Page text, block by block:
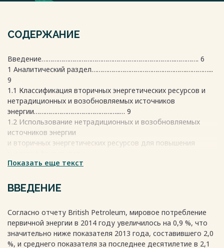
СОДЕРЖАНИЕ
Введение……………………………………………………………….…………. 6
1 Аналитический раздел…………………………………………….…………...
9
1.1 Классификация вторичных энергетических ресурсов и
нетрадиционных и возобновляемых источников
энергии………………………………………..… 9
1.2 Использование нетрадиционных и возобновляемых
источников энергии
и вторичных энергетических ресурсов для повышения
13
системе
газоснабжения…………………………………………………………………... 15
избыточного давления
в системе газоснабжения……………………………………………………….
18
Показать еще текст
ВВЕДЕНИЕ
Согласно отчету British Petroleum, мировое потребление
первичной энергии в 2014 году увеличилось на 0,9 %, что
значительно ниже показателя 2013 года, составившего 2,0
%, и среднего показателя за последнее десятилетие в 2,1